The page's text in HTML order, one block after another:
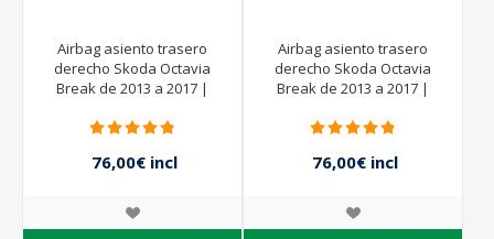
Airbag asiento trasero
derecho Skoda Octavia
Break de 2013 a 2017 |
76,00€ incl
impuestos
Airbag asiento trasero
derecho Skoda Octavia
Break de 2013 a 2017 |
76,00€ incl
impuestos